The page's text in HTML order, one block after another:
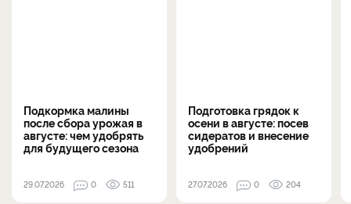
Подкормка малины
после сбора урожая в
августе: чем удобрять
для будущего сезона
29.07.2026 0 511
Подготовка грядок к
осени в августе: посев
сидератов и внесение
удобрений
27.07.2026 0 204